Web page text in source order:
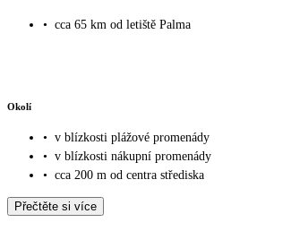
• cca 65 km od letiště Palma
Okolí
• v blízkosti plážové promenády
• v blízkosti nákupní promenády
• cca 200 m od centra střediska
Přečtěte si více